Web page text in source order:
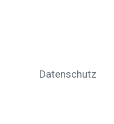
Datenschutz